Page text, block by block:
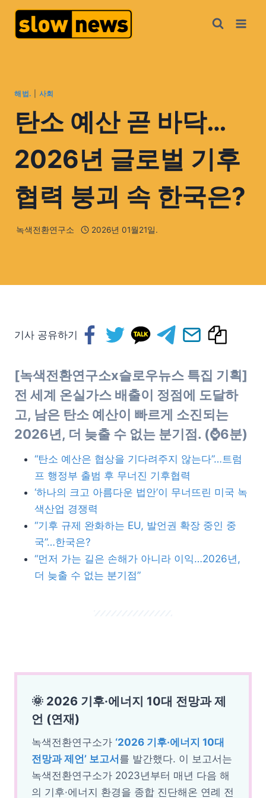
해법. 사회
탄소 예산 곧 바닥…
2026년 글로벌 기후
협력 붕괴 속 한국은?
녹색전환연구소 2026년 01월21일.
기사 공유하기
[녹색전환연구소x슬로우뉴스 특집 기획]
전 세계 온실가스 배출이 정점에 도달하
고, 남은 탄소 예산이 빠르게 소진되는
2026년, 더 늦출 수 없는 분기점. (⌚6분)
“탄소 예산은 협상을 기다려주지 않는다”…트럼
프 행정부 출범 후 무너진 기후협력
‘하나의 크고 아름다운 법안’이 무너뜨린 미국 녹
색산업 경쟁력
“기후 규제 완화하는 EU, 발언권 확장 중인 중
국”…한국은?
“먼저 가는 길은 손해가 아니라 이익…2026년,
더 늦출 수 없는 분기점”
🌞 2026 기후·에너지 10대 전망과 제
언 (연재)
녹색전환연구소가 ‘2026 기후·에너지 10대
전망과 제언’ 보고서 를 발간했다. 이 보고서는
녹색전환연구소가 2023년부터 매년 다음 해
의 기후·에너지 환경을 종합 진단해온 연례 전